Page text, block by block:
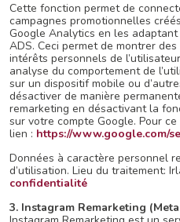
Cette fonction permet de
campagnes promotionnelles
Google Analytics en les
ADS. Ceci permet de montrer
intérêts personnels de
analyse du comportement de
sur un dispositif mobile ou
désactiver de manière
remarketing en désactivant la
sur votre compte Google. Pour
lien : https://www.google.com/
Données à caractère personnel
d’utilisation. Lieu du traitement:
confidentialité
3. Instagram Remarketing